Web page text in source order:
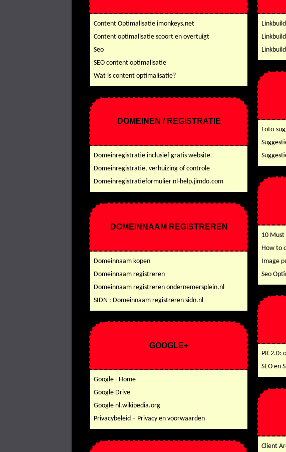
Content Optimalisatie imonkeys.net
Content optimalisatie scoort en overtuigt
Seo
SEO content optimalisatie
Wat is content optimalisatie?
DOMEINEN / REGISTRATIE
Domeinregistratie inclusief gratis website
Domeinregistratie, verhuizing of controle
Domeinregistratieformulier nl-help.jimdo.com
DOMEINNAAM REGISTREREN
Domeinnaam kopen
Domeinnaam registreren
Domeinnaam registreren ondernemersplein.nl
SIDN : Domeinnaam registreren sidn.nl
GOOGLE+
Google - Home
Google Drive
Google nl.wikipedia.org
Privacybeleid – Privacy en voorwaarden
Foto-
10 Must
How to
Image
Seo
PR 2.0:
SEO en
Client